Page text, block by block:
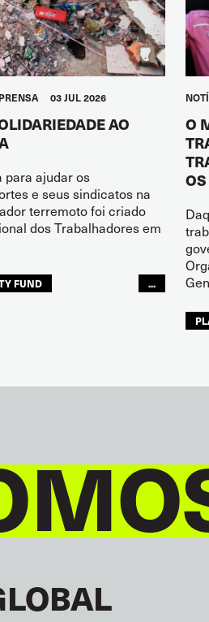
03 JUL 2026
AO
para ajudar os
e seus sindicatos na
terremoto foi criado
dos Trabalhadores em
FUND
...
O